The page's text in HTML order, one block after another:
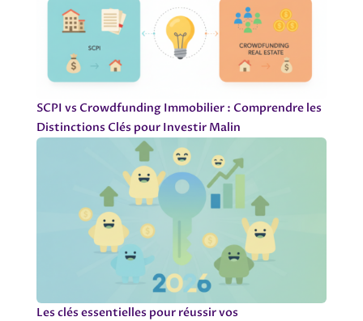
SCPI vs Crowdfunding Immobilier : Comprendre les
Distinctions Clés pour Investir Malin
Les clés essentielles pour réussir vos